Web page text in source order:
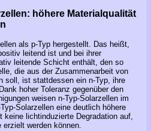
höhere Materialqualität
als p-Typ hergestellt. Das heißt,
leitend ist und bei ihrer
leitende Schicht enthält, den so
die aus der Zusammenarbeit von
soll, ist stattdessen ein n-Typ, ihre
hoher Toleranz gegenüber den
weisen n-Typ-Solarzellen im
Solarzellen eine deutlich höhere
keine lichtinduzierte Degradation auf,
werden können.